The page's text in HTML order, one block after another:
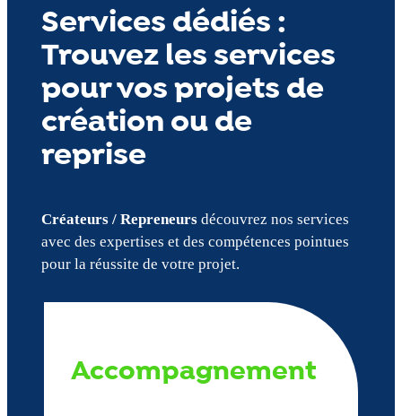
Services dédiés :
Trouvez les services
pour vos projets de
création ou de
reprise
Créateurs / Repreneursdécouvrez nos services
avec des expertises et des compétences pointues
pour la réussite de votre projet.
Accompagnement